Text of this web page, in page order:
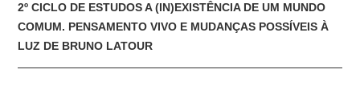
2º CICLO DE ESTUDOS A (IN)EXISTÊNCIA DE UM MUNDO
COMUM. PENSAMENTO VIVO E MUDANÇAS POSSÍVEIS À
LUZ DE BRUNO LATOUR